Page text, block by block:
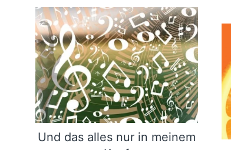
Und das alles nur in meinem